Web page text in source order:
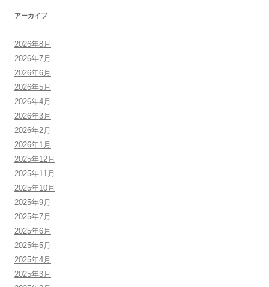
アーカイブ
2026年8月
2026年7月
2026年6月
2026年5月
2026年4月
2026年3月
2026年2月
2026年1月
2025年12月
2025年11月
2025年10月
2025年9月
2025年7月
2025年6月
2025年5月
2025年4月
2025年3月